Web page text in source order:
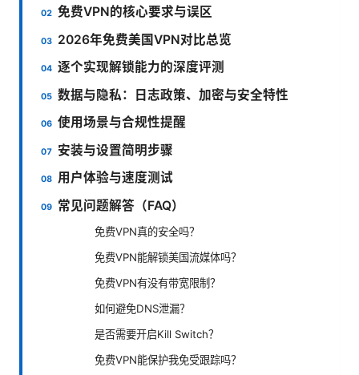
免费VPN的核心要求与误区
2026年免费美国VPN对比总览
逐个实现解锁能力的深度评测
数据与隐私：日志政策、加密与安全特性
使用场景与合规性提醒
安装与设置简明步骤
用户体验与速度测试
常见问题解答（FAQ）
免费VPN真的安全吗？
免费VPN能解锁美国流媒体吗？
免费VPN有没有带宽限制？
如何避免DNS泄漏？
是否需要开启Kill Switch？
免费VPN能保护我免受跟踪吗？